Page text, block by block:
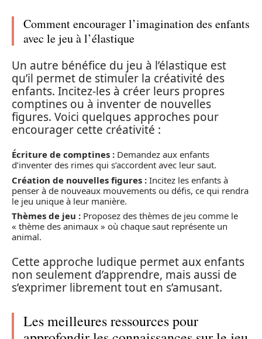
Comment encourager l’imagination des enfants
avec le jeu à l’élastique
Un autre bénéfice du jeu à l’élastique est
qu’il permet de stimuler la créativité des
enfants. Incitez-les à créer leurs propres
comptines ou à inventer de nouvelles
figures. Voici quelques approches pour
encourager cette créativité :
Écriture de comptines : Demandez aux enfants
d’inventer des rimes qui s’accordent avec leur saut.
Création de nouvelles figures : Incitez les enfants à
penser à de nouveaux mouvements ou défis, ce qui rendra
le jeu unique à leur manière.
Thèmes de jeu : Proposez des thèmes de jeu comme le
« thème des animaux » où chaque saut représente un
animal.
Cette approche ludique permet aux enfants
non seulement d’apprendre, mais aussi de
s’exprimer librement tout en s’amusant.
Les meilleures ressources pour